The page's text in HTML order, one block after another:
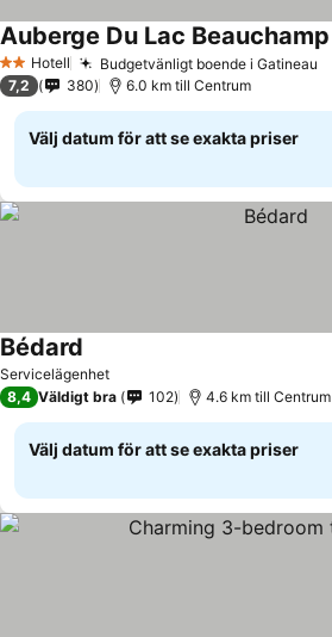
2 Stjärnor
Hotell Budgetvänligt boende i Gatineau
Auberge Du Lac Beauchamp
7,2 380 6.0 km till Centrum
Välj datum för att se exakta priser
Servicelägenhet
Bédard
8,4 Väldigt bra 102 4.6 km till Centrum
Välj datum för att se exakta priser